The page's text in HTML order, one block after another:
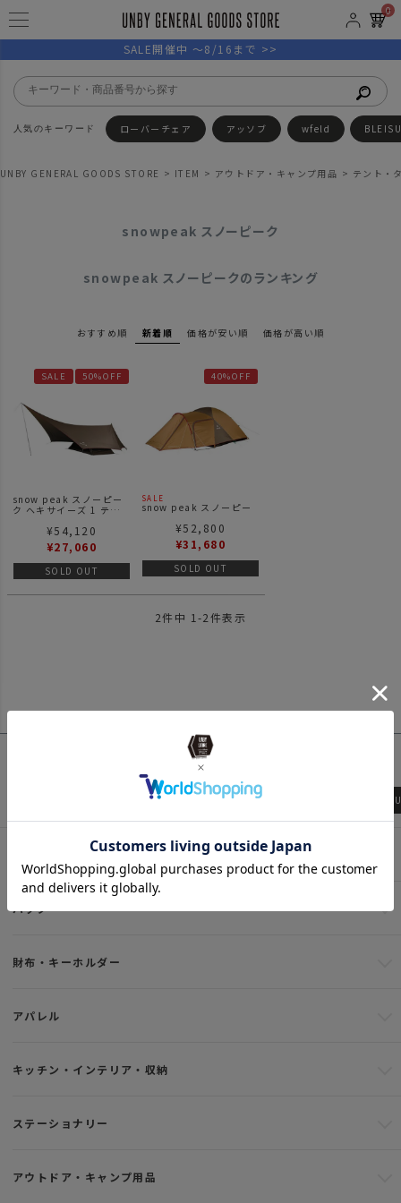
0
SALE開催中 ～8/16まで >>
ローバーチェア アッソブ wfeld
UNBY GENERAL GOODS STORE ITEM アウトドア・キャンプ用品 テント・
snowpeak スノーピーク
snowpeak スノーピークのランキング
おすすめ順 新着順 価格が安い順 価格が高い順
SALE 50%OFF
snow peak スノーピー
ク ヘキサイーズ 1 テン
¥54,120
¥27,060
SOLD OUT
40%OFF
SALE
snow peak スノーピー
ント シェルター
¥52,800
¥31,680
SOLD OUT
2件中 1 -2件表示
ローバーチェア アッソブ
バッグ
財布・キーホルダー
アパレル
キッチン・インテリア・収納
ステーショナリー
アウトドア・キャンプ用品